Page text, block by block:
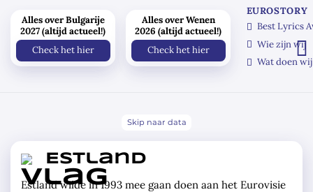
Skip naar data
Estland
Estland wilde in 1993 mee gaan doen aan het Eurovisie
Alles over Bulgarije
2027 (altijd actueel!)
Check het hier
Alles over Wenen
2026 (altijd actueel!)
Check het hier
EUROSTORY
Best Lyrics
Wie zijn wij
Wat doen wij